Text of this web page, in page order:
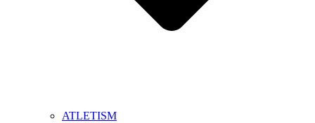
ATLETISM